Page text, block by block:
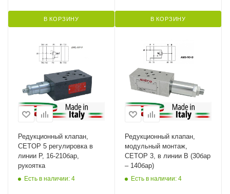
В КОРЗИНУ В КОРЗИНУ
Редукционный клапан,
CETOP 5 регулировка в
линии P, 16-210бар,
рукоятка
Есть в наличии: 4
Редукционный клапан,
модульный монтаж,
CETOP 3, в линии B (30бар
– 140бар)
Есть в наличии: 4